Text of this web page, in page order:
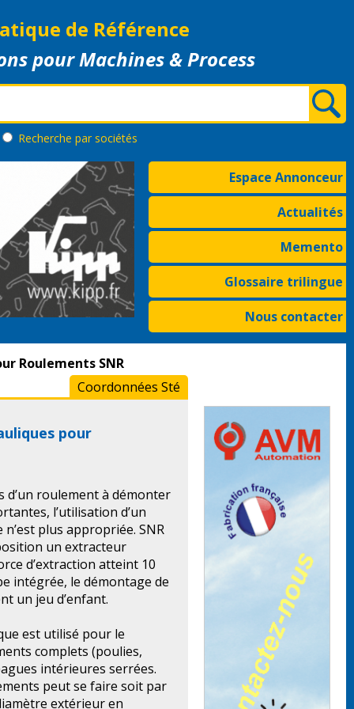
de Référence
pour Machines & Process
Recherche par sociétés
Espace Annonceur
Actualités
Memento
Glossaire trilingue
Nous contacter
Roulements SNR
Coordonnées Sté
pour
d’un roulement à démonter
l’utilisation d’un
plus appropriée. SNR
un extracteur
d’extraction atteint 10
intégrée, le démontage de
un jeu d’enfant.
est utilisé pour le
complets (poulies,
intérieures serrées.
peut se faire soit par
extérieur en